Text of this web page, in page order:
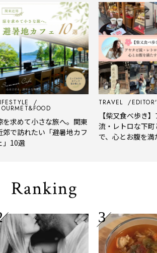
めて小さな旅へ。関東
訪れたい「避暑地カフ
選
TRAVEL EDITOR'S
【柴又食べ歩き】ア
流・レトロな下町と
で、心とお腹を満た
Ranking